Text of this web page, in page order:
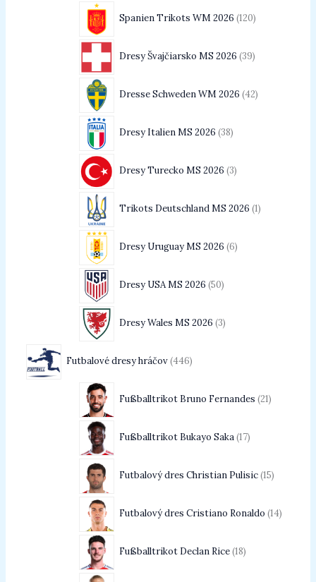
Spanien Trikots WM 2026 120
Dresy Švajčiarsko MS 2026 39
Dresse Schweden WM 2026 42
Dresy Italien MS 2026 38
Dresy Turecko MS 2026 3
Trikots Deutschland MS 2026 1
Dresy Uruguay MS 2026 6
Dresy USA MS 2026 50
Dresy Wales MS 2026 3
Futbalové dresy hráčov 446
Fußballtrikot Bruno Fernandes 21
Fußballtrikot Bukayo Saka 17
Futbalový dres Christian Pulisic 15
Futbalový dres Cristiano Ronaldo 14
Fußballtrikot Declan Rice 18